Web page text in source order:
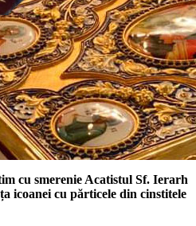
cu smerenie Acatistul Sf. Ierarh
icoanei cu părticele din cinstitele